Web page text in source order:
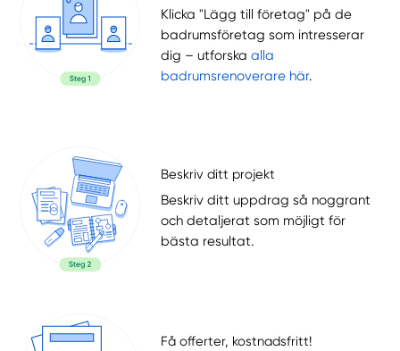
Klicka "Lägg till företag" på de
badrumsföretag som intresserar
dig – utforskaalla
badrumsrenoverare här.
Beskriv ditt projekt
Beskriv ditt uppdrag så noggrant
och detaljerat som möjligt för
bästa resultat.
Få offerter, kostnadsfritt!